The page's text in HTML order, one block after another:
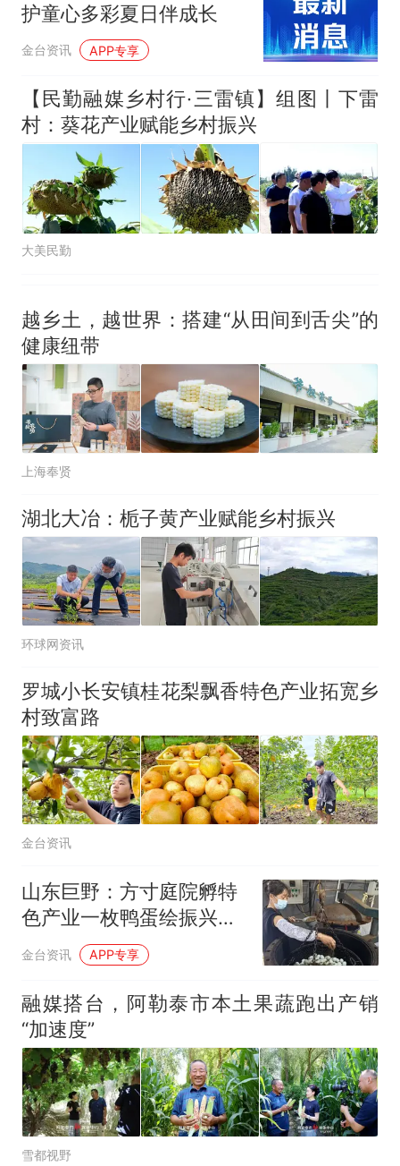
护童心多彩夏日伴成长
金台资讯 APP专享
【民勤融媒乡村行·三雷镇】组图丨下雷
村：葵花产业赋能乡村振兴
大美民勤
越乡土，越世界：搭建“从田间到舌尖”的
健康纽带
上海奉贤
湖北大冶：栀子黄产业赋能乡村振兴
环球网资讯
罗城小长安镇桂花梨飘香特色产业拓宽乡
村致富路
金台资讯
山东巨野：方寸庭院孵特
色产业一枚鸭蛋绘振兴画
卷
金台资讯 APP专享
融媒搭台，阿勒泰市本土果蔬跑出产销
“加速度”
雪都视野